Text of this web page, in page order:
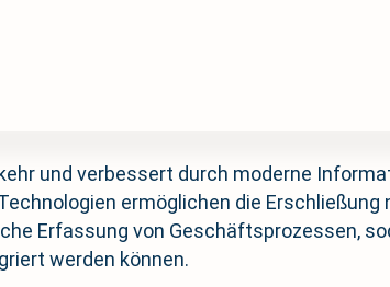
und verbessert durch moderne
ermöglichen die Erschließung
Erfassung von Geschäftsprozessen,
werden können.